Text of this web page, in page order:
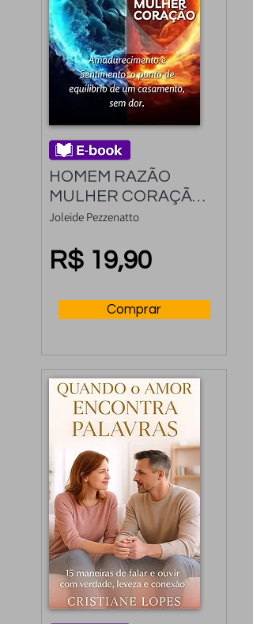
HOMEM RAZÃO
MULHER CORAÇÃO:
Amadurecimento e
de equilíbrio do
casamento, sem dor.
Joleide Pezzenatto
R$ 19,90
Comprar